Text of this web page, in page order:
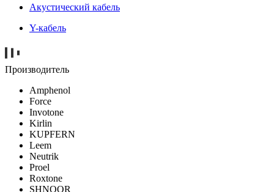
Акустический кабель
Y-кабель
Производитель
Amphenol
Force
Invotone
Kirlin
KUPFERN
Leem
Neutrik
Proel
Roxtone
SHNOOR